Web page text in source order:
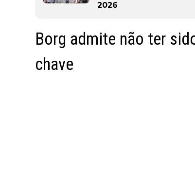
2026
Borg admite não ter
chave